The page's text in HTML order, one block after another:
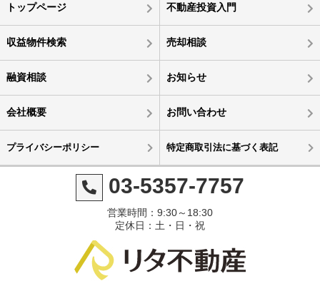
トップページ 不動産投資入門
収益物件検索 売却相談
融資相談 お知らせ
会社概要 お問い合わせ
プライバシーポリシー 特定商取引法に基づく表記
03-5357-7757
営業時間：9:30～18:30
定休日：土・日・祝